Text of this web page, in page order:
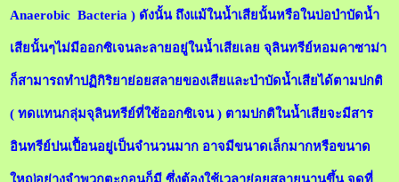
Anaerobic Bacteria ) ดังนั้น ถึงแม้ในน้ำเสียนั้นหรือในบ่อบำบัดน้ำ
เสียนั้นๆไม่มีออกซิเจนละลายอยู่ในน้ำเสียเลย จุลินทรีย์หอมคาซาม่า
ก็สามารถทำปฏิกิริยาย่อยสลายของเสียและบำบัดน้ำเสียได้ตามปกติ
( ทดแทนกลุ่มจุลินทรีย์ที่ใช้ออกซิเจน ) ตามปกติในน้ำเสียจะมีสาร
อินทรีย์ปนเปื้อนอยู่เป็นจำนวนมาก อาจมีขนาดเล็กมากหรือขนาด